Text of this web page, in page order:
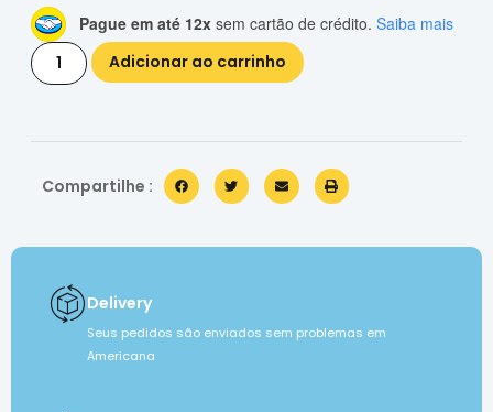
Pague em até 12x sem cartão de crédito. Saiba mais
Adicionar ao carrinho
Compartilhe :
Delivery
Seus pedidos são enviados sem problemas em
Americana